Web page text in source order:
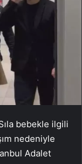
bebekle ilgili
nedeniyle
Adalet